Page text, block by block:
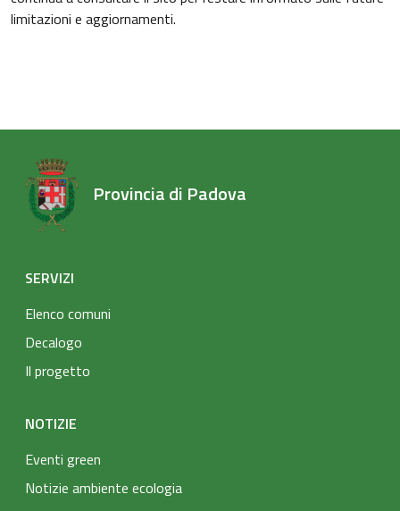
limitazioni e aggiornamenti.
Provincia di Padova
SERVIZI
Elenco comuni
Decalogo
Il progetto
NOTIZIE
Eventi green
Notizie ambiente ecologia